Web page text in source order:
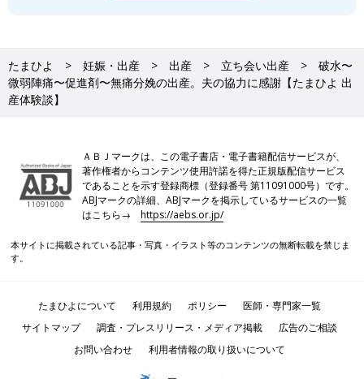
たまひよ 妊娠・出産 出産 立ち会い出産
破水〜
微弱陣痛〜促進剤〜無痛分娩の出産。夫の協力に感謝【たまひよ 出
産体験談】
ＡＢＪマークは、この電子書店・電子書籍配信サービスが、
著作権者からコンテンツ使用許諾を得た正規版配信サービス
であることを示す登録商標（登録番号 第11091000号）です。
ABJマークの詳細、ABJマークを掲示しているサービスの一覧
はこちら→https://aebs.or.jp/
本サイトに掲載されている記事・写真・イラスト等のコンテンツの無断転載を禁じま
す。
たまひよについて 利用規約 ポリシー
医師・専門家一覧
サイトマップ
調査・プレスリリース・メディア掲載
広告のご相談
お問い合わせ
利用者情報の取り扱いについて